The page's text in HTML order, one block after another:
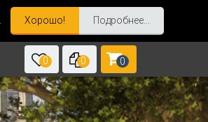
Хорошо! Подробнее...
0 0 0